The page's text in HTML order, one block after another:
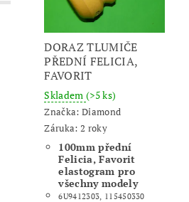
DORAZ TLUMIČE
PŘEDNÍ FELICIA,
FAVORIT
Skladem (>5 ks)
Značka: Diamond
Záruka: 2 roky
100mm přední
Felicia, Favorit
elastogram pro
všechny modely
6U9412303, 115450330